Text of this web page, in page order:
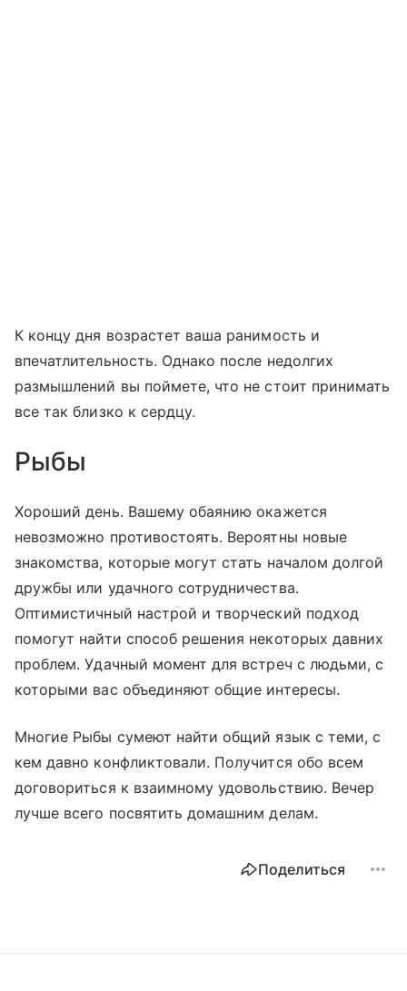
К концу дня возрастет ваша ранимость и
впечатлительность. Однако после недолгих
размышлений вы поймете, что не стоит принимать
все так близко к сердцу.
Рыбы
Хороший день. Вашему обаянию окажется
невозможно противостоять. Вероятны новые
знакомства, которые могут стать началом долгой
дружбы или удачного сотрудничества.
Оптимистичный настрой и творческий подход
помогут найти способ решения некоторых давних
проблем. Удачный момент для встреч с людьми, с
которыми вас объединяют общие интересы.
Многие Рыбы сумеют найти общий язык с теми, с
кем давно конфликтовали. Получится обо всем
договориться к взаимному удовольствию. Вечер
лучше всего посвятить домашним делам.
Поделиться